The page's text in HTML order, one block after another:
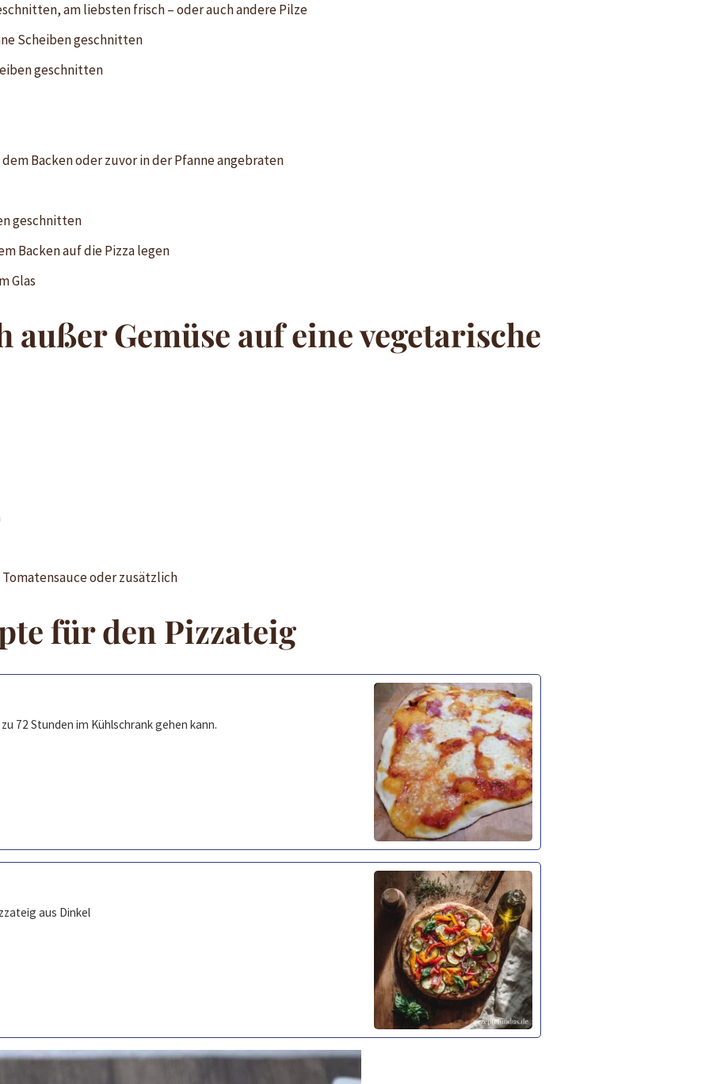
am liebsten frisch – oder auch andere Pilze
Scheiben geschnitten
geschnitten
Backen oder zuvor in der Pfanne angebraten
geschnitten
Backen auf die Pizza legen
Glas
außer Gemüse auf eine vegetarische
oder zusätzlich
für den Pizzateig
72 Stunden im Kühlschrank gehen kann.
aus Dinkel